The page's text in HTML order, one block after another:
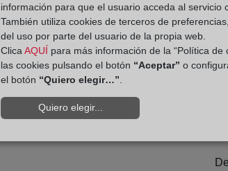
información para que el usuario acceda al servicio
También utiliza cookies de terceros de
del uso por parte del usuario de la propia web.
Clica AQUÍ para más información de la “Política de
las cookies pulsando el botón “Aceptar” o
el botón “Quiero elegir…”
Quiero elegir...